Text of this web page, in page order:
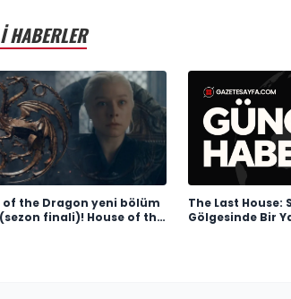
HABERLER
of the Dragon yeni bölüm
finali)! House of the
The Last House:
Gölgesinde Bir